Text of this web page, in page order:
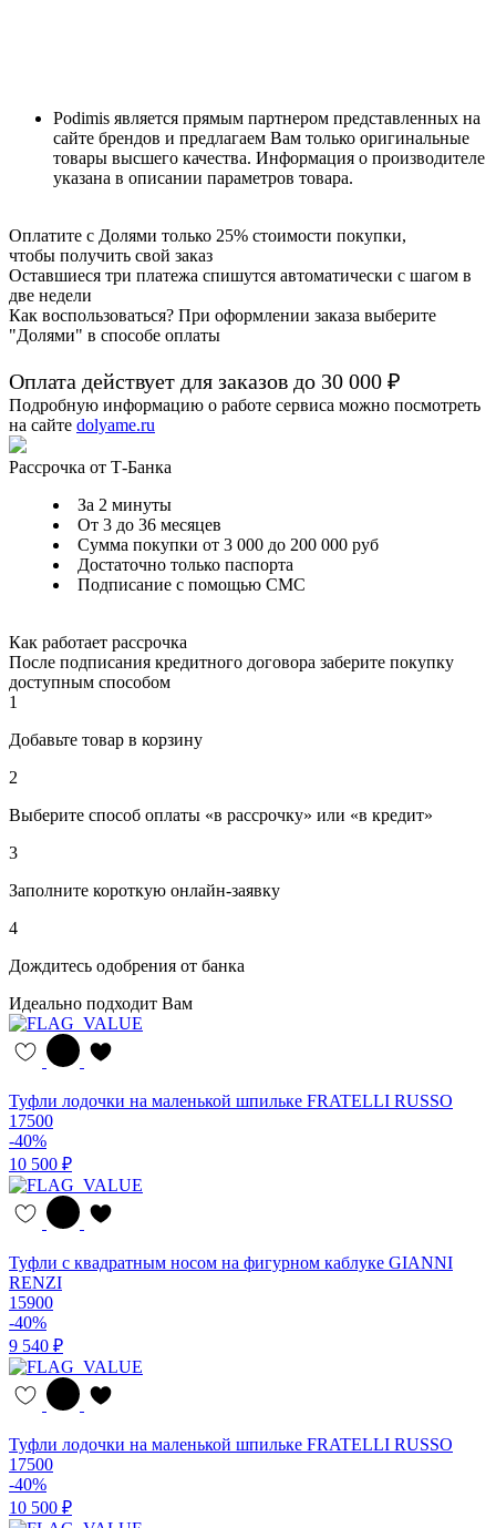
Podimis является прямым партнером представленных на
сайте брендов и предлагаем Вам только оригинальные
товары высшего качества. Информация о производителе
указана в описании параметров товара.
Оплатите с Долями только 25% стоимости покупки,
чтобы получить свой заказ
Оставшиеся три платежа спишутся автоматически с шагом в
две недели
Как воспользоваться? При оформлении заказа выберите
"Долями" в способе оплаты
Оплата действует для заказов до 30 000 ₽
Подробную информацию о работе сервиса можно посмотреть
на сайте dolyame.ru
Рассрочка от Т-Банка
За 2 минуты
От 3 до 36 месяцев
Сумма покупки от 3 000 до 200 000 руб
Достаточно только паспорта
Подписание с помощью СМС
Как работает рассрочка
После подписания кредитного договора заберите покупку
доступным способом
1
Добавьте товар в корзину
2
Выберите способ оплаты «в рассрочку» или «в кредит»
3
Заполните короткую онлайн-заявку
4
Дождитесь одобрения от банка
Идеально подходит Вам
Туфли лодочки на маленькой шпильке FRATELLI RUSSO
17500
-40%
10 500 ₽
Туфли с квадратным носом на фигурном каблуке GIANNI
RENZI
15900
-40%
9 540 ₽
Туфли лодочки на маленькой шпильке FRATELLI RUSSO
17500
-40%
10 500 ₽